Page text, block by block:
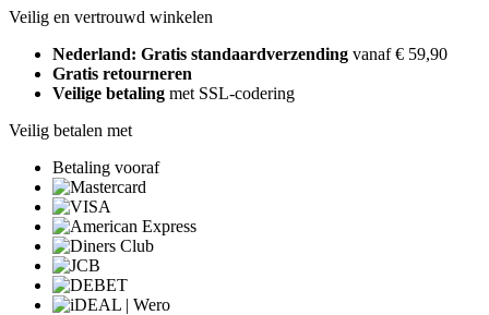
Veilig en vertrouwd winkelen
Nederland: Gratis standaardverzending vanaf € 59,90
Gratis retourneren
Veilige betaling met SSL-codering
Veilig betalen met
Betaling vooraf